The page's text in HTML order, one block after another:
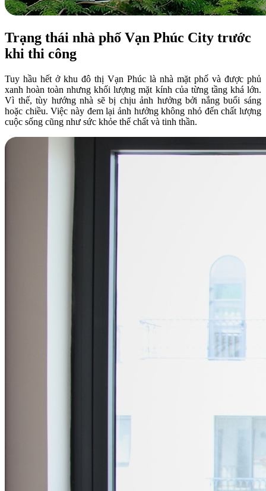
Trạng thái nhà phố Vạn Phúc City trước
khi thi công
Tuy hầu hết ở khu đô thị Vạn Phúc là nhà mặt phố và được phủ
xanh hoàn toàn nhưng khối lượng mặt kính của từng tầng khá lớn.
Vì thế, tùy hướng nhà sẽ bị chịu ảnh hưởng bởi nắng buổi sáng
hoặc chiều. Việc này đem lại ảnh hưởng không nhỏ đến chất lượng
cuộc sống cũng như sức khỏe thể chất và tinh thần.